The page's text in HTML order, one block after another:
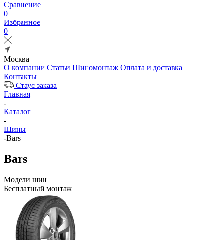
Сравнение
0
Избранное
0
Москва
О компании Статьи Шиномонтаж Оплата и доставка
Контакты
Стаус заказа
Главная
-
Каталог
-
Шины
-Bars
Bars
Модели шин
Бесплатный монтаж